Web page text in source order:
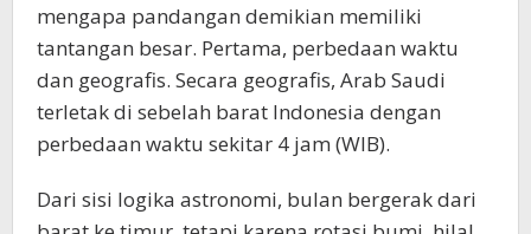
mengapa pandangan demikian memiliki
tantangan besar. Pertama, perbedaan waktu
dan geografis. Secara geografis, Arab Saudi
terletak di sebelah barat Indonesia dengan
perbedaan waktu sekitar 4 jam (WIB).
Dari sisi logika astronomi, bulan bergerak dari